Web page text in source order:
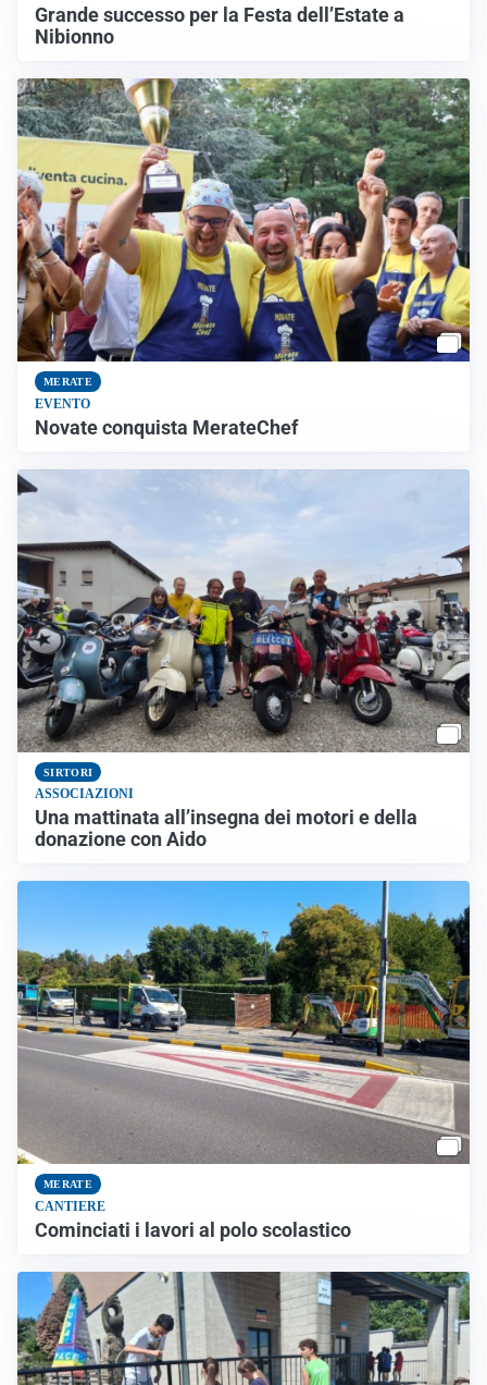
Grande successo per la Festa dell’Estate a
Nibionno
MERATE
EVENTO
Novate conquista MerateChef
SIRTORI
ASSOCIAZIONI
Una mattinata all’insegna dei motori e della
donazione con Aido
MERATE
CANTIERE
Cominciati i lavori al polo scolastico